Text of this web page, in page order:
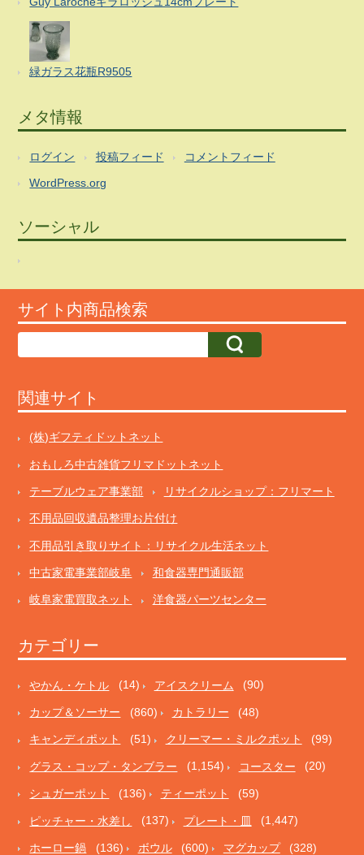
緑ガラス花瓶R9505
メタ情報
ログイン 投稿フィード コメントフィード
WordPress.org
ソーシャル
サイト内商品検索
関連サイト
(株)ギフティドットネット
おもしろ中古雑貨フリマドットネット
テーブルウェア事業部 リサイクルショップ：フリマート
不用品回収遺品整理お片付け
不用品引き取りサイト：リサイクル生活ネット
中古家電事業部岐阜 和食器専門通販部
岐阜家電買取ネット 洋食器パーツセンター
カテゴリー
やかん・ケトル (14) アイスクリーム (90)
カップ＆ソーサー (860) カトラリー (48)
キャンディポット (51) クリーマー・ミルクポット (99)
グラス・コップ・タンブラー (1,154) コースター (20)
シュガーポット (136) ティーポット (59)
ピッチャー・水差し (137) プレート・皿 (1,447)
ホーロー鍋 (136) ボウル (600) マグカップ (328)